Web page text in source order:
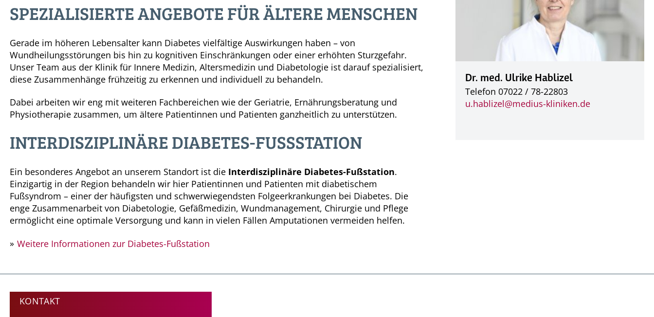
SPEZIALISIERTE ANGEBOTE FÜR ÄLTERE MENSCHEN
Gerade im höheren Lebensalter kann Diabetes vielfältige Auswirkungen haben – von
Wundheilungsstörungen bis hin zu kognitiven Einschränkungen oder einer erhöhten Sturzgefahr.
Unser Team aus der Klinik für Innere Medizin, Altersmedizin und Diabetologie ist darauf spezialisiert,
diese Zusammenhänge frühzeitig zu erkennen und individuell zu behandeln.
Dabei arbeiten wir eng mit weiteren Fachbereichen wie der Geriatrie, Ernährungsberatung und
Physiotherapie zusammen, um ältere Patientinnen und Patienten ganzheitlich zu unterstützen.
INTERDISZIPLINÄRE DIABETES-FUSSSTATION
Ein besonderes Angebot an unserem Standort ist die Interdisziplinäre Diabetes-Fußstation.
Einzigartig in der Region behandeln wir hier Patientinnen und Patienten mit diabetischem
Fußsyndrom – einer der häufigsten und schwerwiegendsten Folgeerkrankungen bei Diabetes. Die
enge Zusammenarbeit von Diabetologie, Gefäßmedizin, Wundmanagement, Chirurgie und Pflege
ermöglicht eine optimale Versorgung und kann in vielen Fällen Amputationen vermeiden helfen.
Weitere Informationen zur Diabetes-Fußstation
Dr. med. Ulrike Hablizel
Telefon 07022 / 78-22803
u.hablizel@medius-kliniken.de
KONTAKT